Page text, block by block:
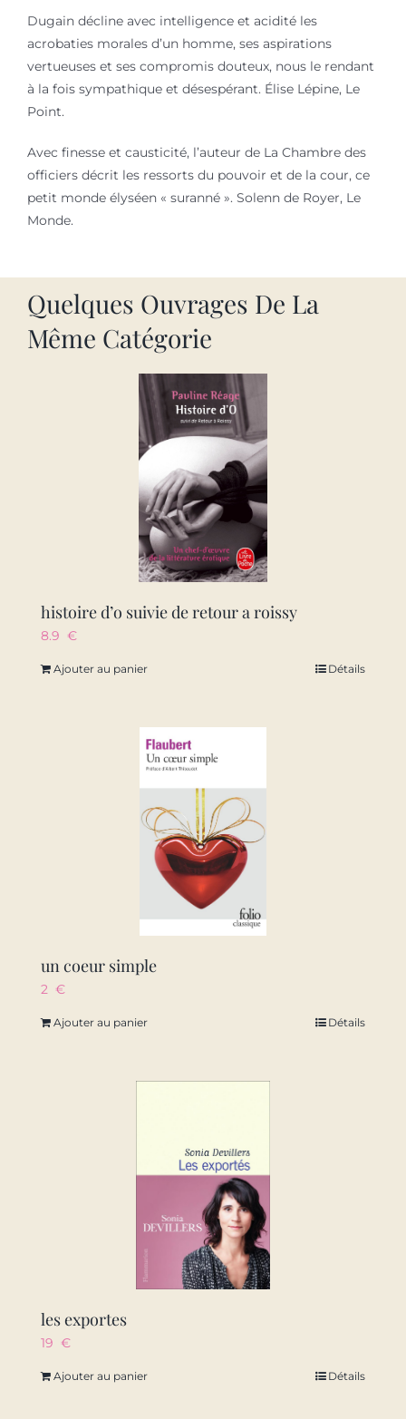
Dugain décline avec intelligence et acidité les
acrobaties morales d’un homme, ses aspirations
vertueuses et ses compromis douteux, nous le rendant
à la fois sympathique et désespérant. Élise Lépine, Le
Point.
Avec finesse et causticité, l’auteur de La Chambre des
officiers décrit les ressorts du pouvoir et de la cour, ce
petit monde élyséen « suranné ». Solenn de Royer, Le
Monde.
Quelques Ouvrages De La
Même Catégorie
histoire d’o suivie de retour a roissy
8.9 €
Ajouter au panier Détails
un coeur simple
2 €
Ajouter au panier Détails
les exportes
19 €
Ajouter au panier Détails